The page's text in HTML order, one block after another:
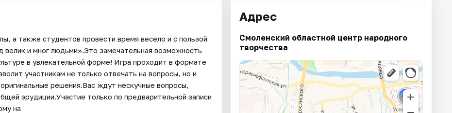
а также студентов провести время весело и с пользой
велик и мног людьми».Это замечательная возможность
в увлекательной форме! Игра проходит в формате
участникам не только отвечать на вопросы, но и
решения.Вас ждут нескучные вопросы,
эрудиции.Участие только по предварительной записи
на
Адрес
Смоленский областной центр народного
творчества